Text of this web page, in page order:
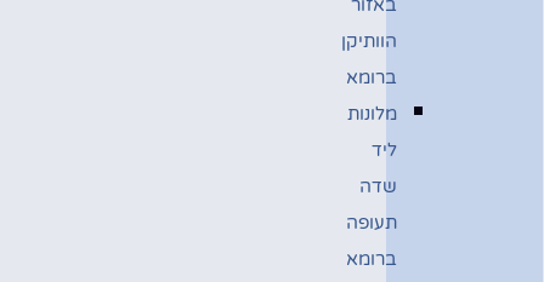
באזור
הוותיקן
ברומא
מלונות
ליד
שדה
תעופה
ברומא